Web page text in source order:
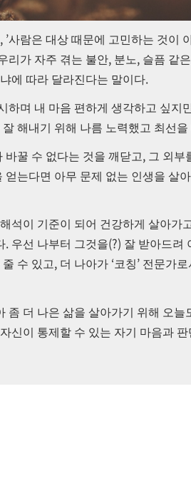
, ’사람은 대상 때문에 고민하는 것이
리가 자주 겪는 불안, 분노, 슬픔 같
에 따라 달라진다는 말이다.
하며 내 마음 편하게 생각하고 싶지
해내기 위해 나름 노력했고 최선
바꿀 수 없다는 것을 깨닫고, 그 외부
얻는다면 아무 문제 없는 인생을 살
석이 기준이 되어 건강하게 살아가
. 우선 나부터 그것을(?) 잘 받아드려
수 있고, 더 나아가 ‘코칭’ 전문가
좀 더 나은 삶을 살아가기 위해 오늘
자신이 통제할 수 있는 자기 마음과